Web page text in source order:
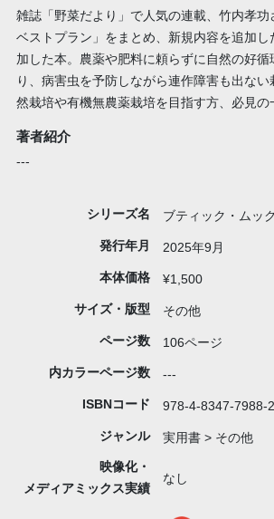
雑誌「野菜だより」で人気の連載、竹内孝
ベストプラン」をまとめ、新規内容を追加し
加した本。農薬や肥料に頼らずに自然の好循
り、病害虫を予防しながら連作障害も出ない
然栽培や有機無農薬栽培を目指す方、必見の
著者紹介
---
シリーズ名 ブティック・ムッ
発行年月 2025年9月
本体価格 ¥1,500
サイズ・版型 その他
ページ数 106ページ
内カラーページ数 ---
ISBNコード 978-4-8347-7988-2
ジャンル 実用書 > その他
映像化・
メディアミックス実績
なし